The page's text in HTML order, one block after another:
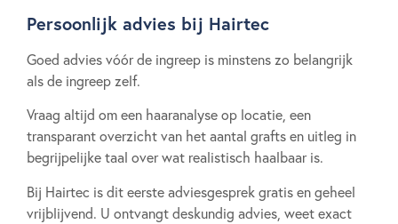
Persoonlijk advies bij Hairtec
Goed advies vóór de ingreep is minstens zo belangrijk
als de ingreep zelf.
Vraag altijd om een haaranalyse op locatie, een
transparant overzicht van het aantal grafts en uitleg in
begrijpelijke taal over wat realistisch haalbaar is.
Bij Hairtec is dit eerste adviesgesprek gratis en geheel
vrijblijvend. U ontvangt deskundig advies, weet exact